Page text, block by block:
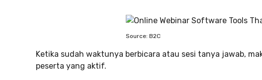
Source: B2C
Ketika sudah waktunya berbicara atau sesi tanya jawab,
peserta yang aktif.